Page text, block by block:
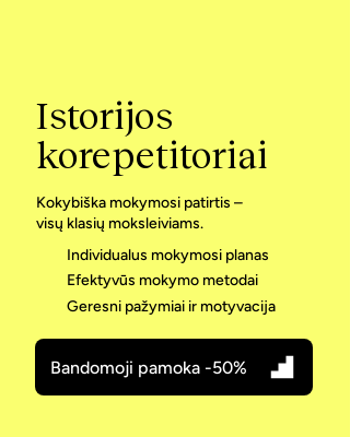
Istorijos
korepetitoriai
Kokybiška mokymosi patirtis –
visų klasių moksleiviams.
Individualus mokymosi planas
Efektyvūs mokymo metodai
Geresni pažymiai ir motyvacija
Bandomoji pamoka -50%